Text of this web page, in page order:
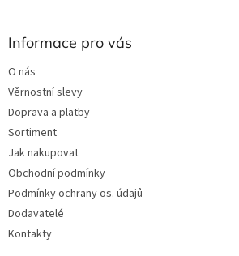
Informace pro vás
O nás
Věrnostní slevy
Doprava a platby
Sortiment
Jak nakupovat
Obchodní podmínky
Podmínky ochrany os. údajů
Dodavatelé
Kontakty